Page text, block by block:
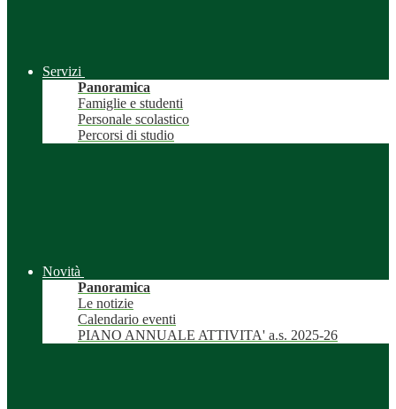
Servizi
Panoramica
Famiglie e studenti
Personale scolastico
Percorsi di studio
Novità
Panoramica
Le notizie
Calendario eventi
PIANO ANNUALE ATTIVITA' a.s. 2025-26